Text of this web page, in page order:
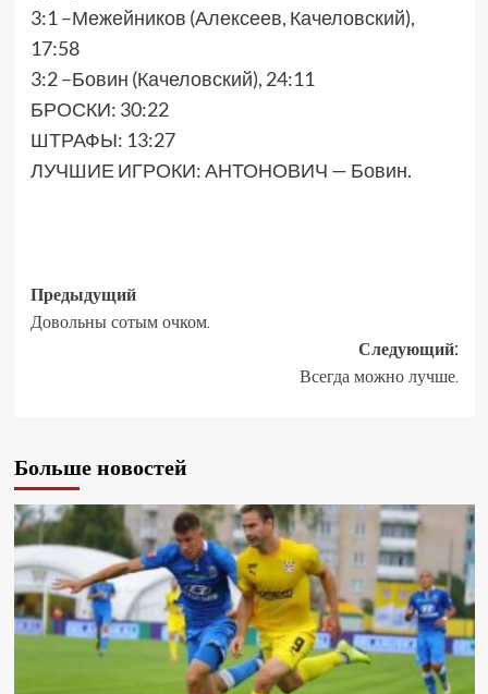
3:1 –Межейников (Алексеев, Качеловский),
17:58
3:2 –Бовин (Качеловский), 24:11
БРОСКИ: 30:22
ШТРАФЫ: 13:27
ЛУЧШИЕ ИГРОКИ: АНТОНОВИЧ — Бовин.
Предыдущий
Довольны сотым очком.
Следующий:
Всегда можно лучше.
Больше новостей